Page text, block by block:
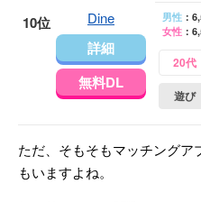
10位 Dine
詳細
無料DL
男性：
女性：
20代
遊び
ただ、そもそもマッチングア
もいますよね。